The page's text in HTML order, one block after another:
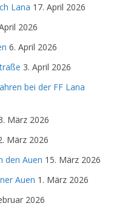
Lana 17. April 2026
2026
6. April 2026
3. April 2026
bei der FF Lana
März 2026
März 2026
den Auen 15. März 2026
Auen 1. März 2026
2026